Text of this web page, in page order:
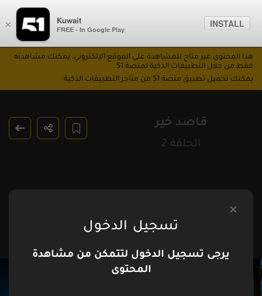
× Kuwait
FREE - In Google Play
INSTALL
قاصد خير
الحلقة 2
هذا المحتوى غير متاح للمشاهدة على الموقع الإلكتروني، يمكنك مشاهدته
فقط من خلال التطبيقات الذكية لمنصة 51
يمكنك تحميل تطبيق منصة 51 من متاجر التطبيقات الذكية
تسجيل الدخول
يرجى تسجيل الدخول لتتمكن من مشاهدة
المحتوى